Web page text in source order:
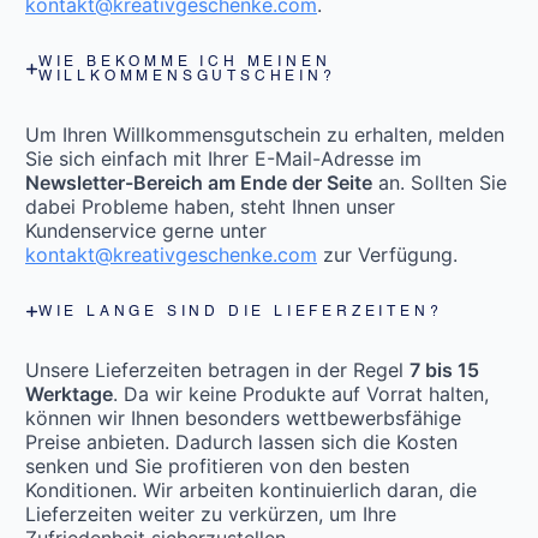
WIE BEKOMME ICH MEINEN
WILLKOMMENSGUTSCHEIN?
Um Ihren Willkommensgutschein zu erhalten, melden
Sie sich einfach mit Ihrer E-Mail-Adresse im
Newsletter-Bereich am Ende der Seite an. Sollten Sie
dabei Probleme haben, steht Ihnen unser
Kundenservice gerne unter
kontakt@kreativgeschenke.com zur Verfügung.
WIE LANGE SIND DIE LIEFERZEITEN?
Unsere Lieferzeiten betragen in der Regel 7 bis 15
Werktage. Da wir keine Produkte auf Vorrat halten,
können wir Ihnen besonders wettbewerbsfähige
Preise anbieten. Dadurch lassen sich die Kosten
senken und Sie profitieren von den besten
Konditionen. Wir arbeiten kontinuierlich daran, die
Lieferzeiten weiter zu verkürzen, um Ihre